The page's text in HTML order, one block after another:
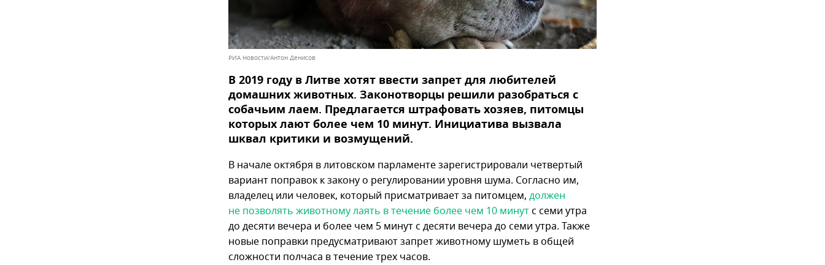
РИА Новости/Антон Денисов
В 2019 году в Литве хотят ввести запрет для любителей
домашних животных. Законотворцы решили разобраться с
собачьим лаем. Предлагается штрафовать хозяев, питомцы
которых лают более чем 10 минут. Инициатива вызвала
шквал критики и возмущений.
В начале октября в литовском парламенте зарегистрировали четвертый
вариант поправок к закону о регулировании уровня шума. Согласно им,
владелец или человек, который присматривает за питомцем, должен
не позволять животному лаять в течение более чем 10 минут с семи утра
до десяти вечера и более чем 5 минут с десяти вечера до семи утра. Также
новые поправки предусматривают запрет животному шуметь в общей
сложности полчаса в течение трех часов.